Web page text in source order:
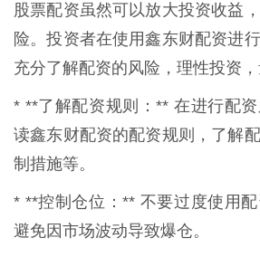
股票配资虽然可以放大投资收益
险。投资者在使用鑫东财配资进
充分了解配资的风险，理性投资，
* **了解配资规则：** 在进行配
读鑫东财配资的配资规则，了解
制措施等。
* **控制仓位：** 不要过度使用配
避免因市场波动导致爆仓。